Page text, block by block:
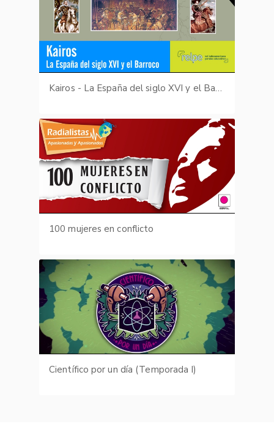
Kairos - La España del siglo XVI y el Barroco
100 mujeres en conflicto
Científico por un día (Temporada I)